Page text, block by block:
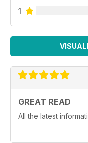
1
GREAT READ
All the latest